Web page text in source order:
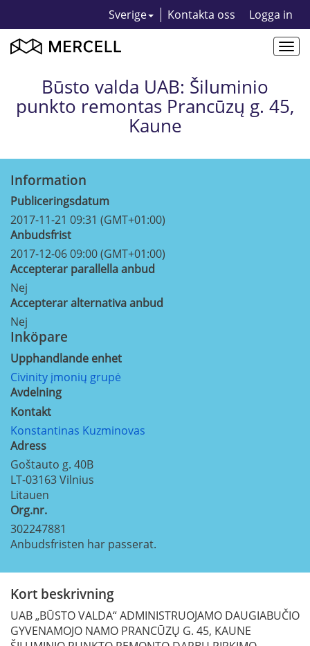
Sverige Kontakta oss Logga in
Būsto valda UAB: Šiluminio
punkto remontas Prancūzų g. 45,
Kaune
Information
Publiceringsdatum
2017-11-21 09:31 (GMT+01:00)
Anbudsfrist
2017-12-06 09:00 (GMT+01:00)
Accepterar parallella anbud
Nej
Accepterar alternativa anbud
Nej
Inköpare
Upphandlande enhet
Civinity įmonių grupė
Avdelning
Kontakt
Konstantinas Kuzminovas
Adress
Goštauto g. 40B
LT-03163Vilnius
Litauen
Org.nr.
302247881
Anbudsfristen har passerat.
Kort beskrivning
UAB „BŪSTO VALDA“ ADMINISTRUOJAMO DAUGIABUČIO
GYVENAMOJO NAMO PRANCŪZŲ G. 45, KAUNE